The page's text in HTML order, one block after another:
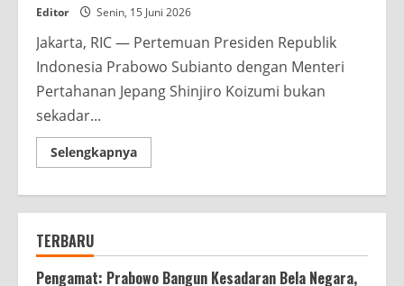
Editor Senin, 15 Juni 2026
Jakarta, RIC — Pertemuan Presiden Republik
Indonesia Prabowo Subianto dengan Menteri
Pertahanan Jepang Shinjiro Koizumi bukan
sekadar...
SelengkapnyaRead
more
Prabowo
Jepang
Pesan
TERBARU
Pengamat: Prabowo Bangun Kesadaran Bela Negara,